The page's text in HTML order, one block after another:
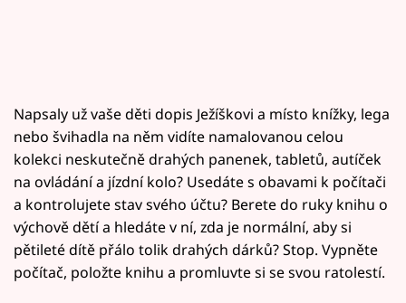
Napsaly už vaše děti dopis Ježíškovi a místo knížky, lega
nebo švihadla na něm vidíte namalovanou celou
kolekci neskutečně drahých panenek, tabletů, autíček
na ovládání a jízdní kolo? Usedáte s obavami k počítači
a kontrolujete stav svého účtu? Berete do ruky knihu o
výchově dětí a hledáte v ní, zda je normální, aby si
pětileté dítě přálo tolik drahých dárků? Stop. Vypněte
počítač, položte knihu a promluvte si se svou ratolestí.